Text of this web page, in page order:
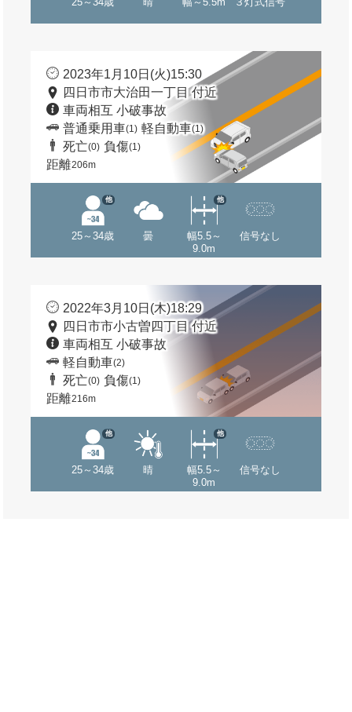
2023年1月10日(火)15:30
四日市市大治田一丁目 付近
車両相互 小破事故
普通乗用車(1) 軽自動車(1)
死亡(0) 負傷(1)
距離206m
25～34歳
他
曇
幅5.5～
9.0m
他
信号なし
2022年3月10日(木)18:29
四日市市小古曽四丁目 付近
車両相互 小破事故
軽自動車(2)
死亡(0) 負傷(1)
距離216m
25～34歳
他
晴
幅5.5～
9.0m
他
信号なし